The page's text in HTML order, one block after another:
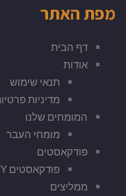
מפת האתר
דף הבית
אודות
תנאי שימוש
מדיניות
המומחים שלנו
מומחי העבר
פודקאסטים
פודקאסטים SPOTIFY
ממליצים